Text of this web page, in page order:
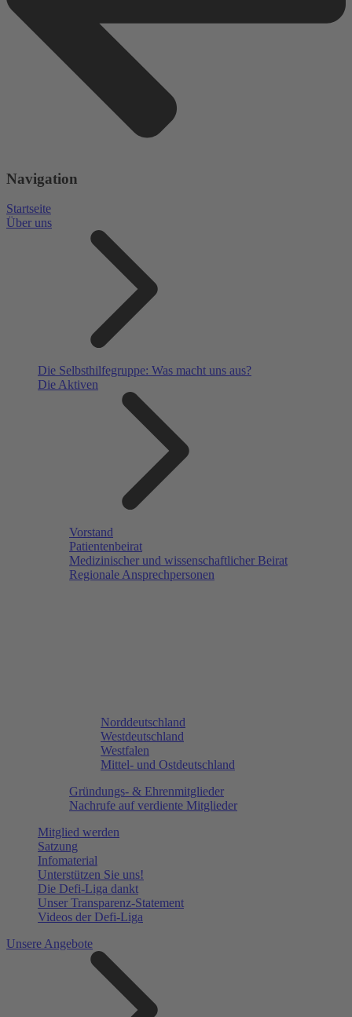
Navigation
Startseite
Über uns
Die Selbsthilfegruppe: Was macht uns aus?
Die Aktiven
Vorstand
Patientenbeirat
Medizinischer und wissenschaftlicher Beirat
Regionale Ansprechpersonen
Norddeutschland
Westdeutschland
Westfalen
Mittel- und Ostdeutschland
Gründungs- & Ehrenmitglieder
Nachrufe auf verdiente Mitglieder
Mitglied werden
Satzung
Infomaterial
Unterstützen Sie uns!
Die Defi-Liga dankt
Unser Transparenz-Statement
Videos der Defi-Liga
Unsere Angebote